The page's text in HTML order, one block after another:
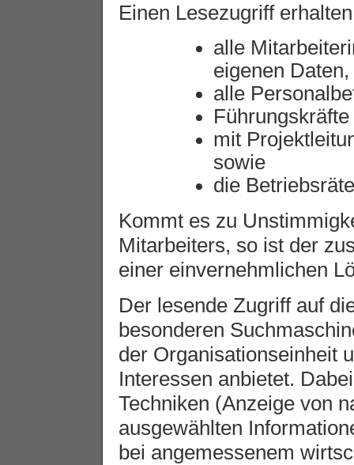
Einen Lesezugriff erhalten
alle
eigenen Daten,
alle
mit
sowie
die
Kommt es zu
Mitarbeiters, so ist der
einer einvernehmlichen
Der lesende Zugriff auf
besonderen
der Organisationseinheit
Interessen anbietet.
Techniken (Anzeige von
ausgewählten
bei angemessenem